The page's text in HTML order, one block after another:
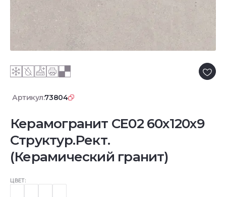
Артикул:73804
Керамогранит CE02 60x120x9
Структур.Рект.
(Керамический гранит)
ЦВЕТ: